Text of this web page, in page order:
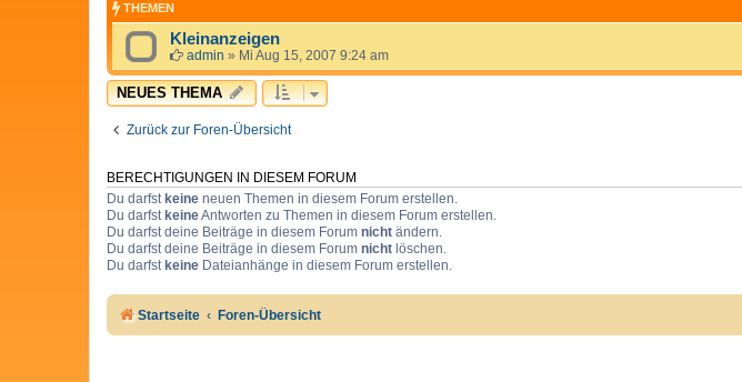
THEMEN
Kleinanzeigen
admin » Mi Aug 15, 2007 9:24 am
NEUES THEMA
Zurück zur Foren-Übersicht
BERECHTIGUNGEN IN DIESEM FORUM
Du darfstkeine neuen Themen in diesem Forum erstellen.
Du darfstkeineAntworten zu Themen in diesem Forum erstellen.
Du darfst deine Beiträge in diesem Forum nicht ändern.
Du darfst deine Beiträge in diesem Forum nicht löschen.
Du darfstkeine Dateianhänge in diesem Forum erstellen.
Startseite Foren-Übersicht